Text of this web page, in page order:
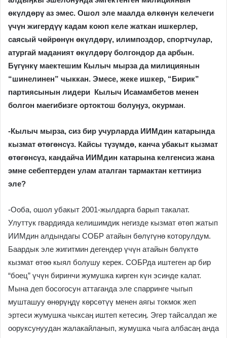
өкүлдөрү аз эмес. Ошол эле маалда өлкөнүн келечеги
үчүн жигердүү кадам коюп келе жаткан ишкерлер,
саясый чөйрөнүн өкүлдөрү, илимпоздор, спортчулар,
атургай маданият өкүлдөрү болгондор да арбын.
Бүгүнкү маектешим Кылыч мырза да милициянын
“шинелинен” чыккан. Эмесе, жеке ишкер, “Бирик”
партиясынын лидери Кылыч Исамамбетов менен
болгон маегибизге ортоктош болуӊуз, окурман.
-Кылыч мырза, сиз бир учурларда ИИМдин катарында
кызмат өтөгөнсүз. Кайсы түзүмдө, канча убакыт кызмат
өтөгөнсүз, кандайча ИИМдин катарына келгенсиз жана
эмне себептерден улам аталган тармактан кеттиӊиз
эле?
-Ооба, ошол убакыт 2001-жылдарга барып такалат.
Улуттук гвардияда келишимдик негизде кызмат өтөп жатып
ИИМдин алдындагы СОБР атайын бөлүгүнө которулдум.
Баардык эле жигитмин дегендер үчүн атайын бөлүктө
кызмат өтөө кыял болушу керек. СОБРда иштеген ар бир
“боец” үчүн биринчи жумушка кирген күн эсинде калат.
Мына деп босогосун аттаганда эле спарринге чыгып
мушташуу өнөрүӊдү көрсөтүү менен аягы токмок жеп
эртеси жумушка чыксаӊ иштеп кетесиӊ. Эгер тайсалдап же
ооруксунуудан жалакайланып, жумушка чыга албасаӊ анда